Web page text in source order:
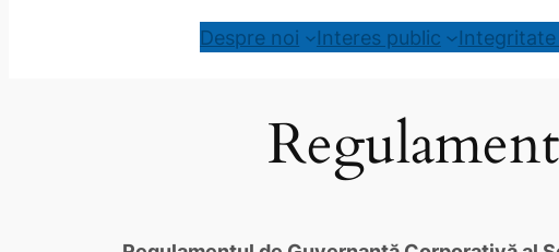
Despre noi Interes public